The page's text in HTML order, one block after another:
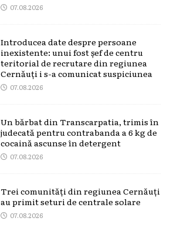
07.08.2026
Introducea date despre persoane
inexistente: unui fost șef de centru
teritorial de recrutare din regiunea
Cernăuți i s-a comunicat suspiciunea
07.08.2026
Un bărbat din Transcarpatia, trimis în
judecată pentru contrabanda a 6 kg de
cocaină ascunse în detergent
07.08.2026
Trei comunități din regiunea Cernăuți
au primit seturi de centrale solare
07.08.2026